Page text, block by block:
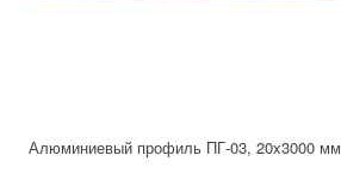
Алюминиевый профиль ПГ-03, 20x3000 мм